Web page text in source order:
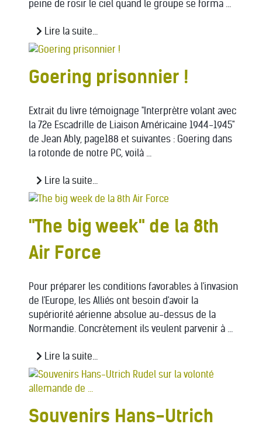
peine de rosir le ciel quand le groupe se forma ...
Lire la suite...
Goering prisonnier !
Extrait du livre témoignage "Interprètre volant avec
la 72e Escadrille de Liaison Américaine 1944-1945"
de Jean Ably, page188 et suivantes : Goering dans
la rotonde de notre PC, voilà ...
Lire la suite...
"The big week" de la 8th
Air Force
Pour préparer les conditions favorables à l'invasion
de l'Europe, les Alliés ont besoin d'avoir la
supériorité aérienne absolue au-dessus de la
Normandie. Concrètement ils veulent parvenir à ...
Lire la suite...
Souvenirs Hans-Utrich